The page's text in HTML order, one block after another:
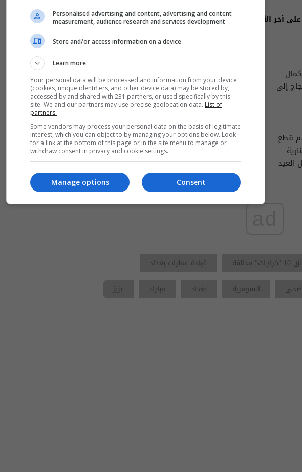
آخر الأخبار والتغطيات الخاصة
إلى
امانة بغداد تتوعد المخالفين من
أصحاب المواشي خلال العيد
قطع
العيد
وفد امني برئاسة يار الله يصل
الى قيادة القوة البحرية ضمن
قاطع عمليات البصرة
02:25 | 2026-07-13
قيادة عمليات بغداد
السومرية بغداد مبارك عزيز
Personalised advertising and content, advertising and content
measurement, audience research and services development
Store and/or access information on a device
Learn more
Your personal data will be processed and information from your device
(cookies, unique identifiers, and other device data) may be stored by,
accessed by and shared with 231 partners, or used specifically by this
site. We and our partners may use precise geolocation data. List of
partners.
Some vendors may process your personal data on the basis of legitimate
interest, which you can object to by managing your options below. Look
for a link at the bottom of this page or in the site menu to manage or
withdraw consent in privacy and cookie settings.
Consent
Manage options